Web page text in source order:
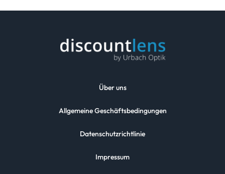
Über uns
Allgemeine Geschäftsbedingungen
Datenschutzrichtlinie
Impressum